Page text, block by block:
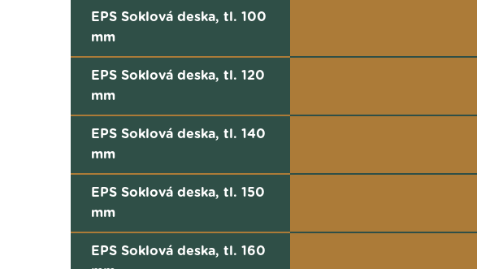
EPS Soklová deska, tl. 100
mm
EPS Soklová deska, tl. 120
mm
EPS Soklová deska, tl. 140
mm
EPS Soklová deska, tl. 150
mm
EPS Soklová deska, tl. 160